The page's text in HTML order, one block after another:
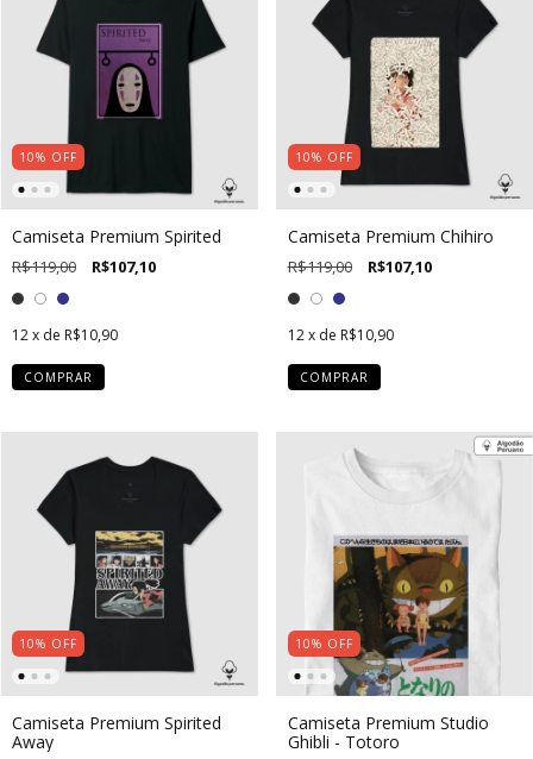
10% OFF
Camiseta Premium Spirited
R$119,00 R$107,10
12x de R$10,90
COMPRAR
10% OFF
Camiseta Premium Chihiro
R$119,00 R$107,10
12 x de R$10,90
COMPRAR
10% OFF
Camiseta Premium Spirited
Away
10% OFF
Camiseta Premium Studio
Ghibli - Totoro